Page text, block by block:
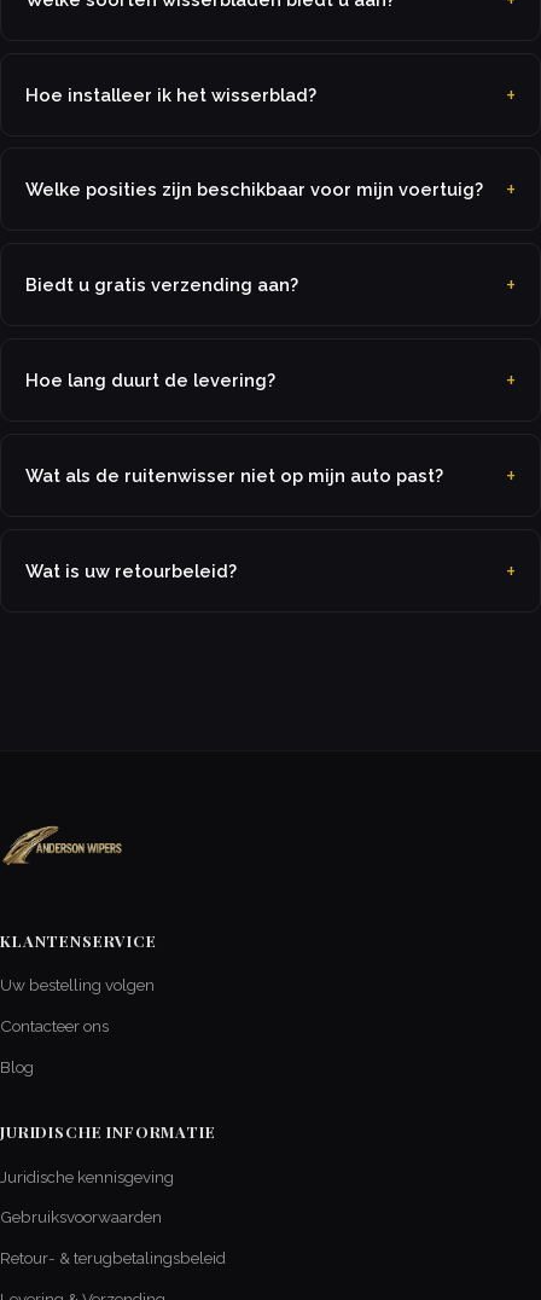
Hoe installeer ik het wisserblad?
Welke posities zijn beschikbaar voor mijn voertuig?
Biedt u gratis verzending aan?
Hoe lang duurt de levering?
Wat als de ruitenwisser niet op mijn auto past?
Wat is uw retourbeleid?
KLANTENSERVICE
Uw bestelling volgen
Contacteer ons
Blog
JURIDISCHE INFORMATIE
Juridische kennisgeving
Gebruiksvoorwaarden
Retour- & terugbetalingsbeleid